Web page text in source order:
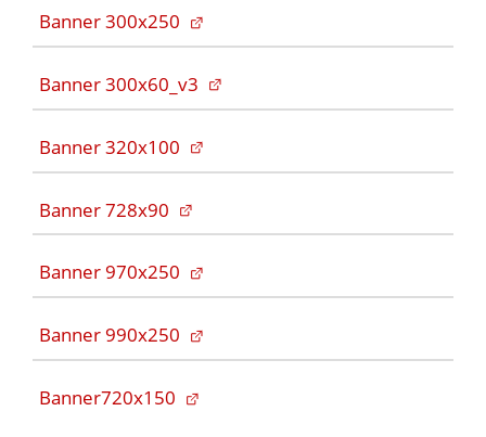
Información electoral
Accesibilidad
Banner 300x250 (Abre en pestaña nueva)
Banner 300x60_v3 (Abre en pestaña nueva)
Banner 320x100 (Abre en pestaña nueva)
Banner 728x90 (Abre en pestaña nueva)
Banner 970x250 (Abre en pestaña nueva)
Banner 990x250 (Abre en pestaña nueva)
Banner720x150 (Abre en pestaña nueva)